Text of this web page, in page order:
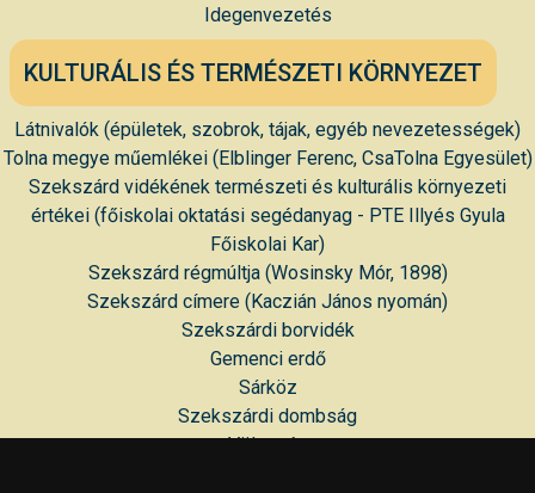
Idegenvezetés
KULTURÁLIS ÉS TERMÉSZETI KÖRNYEZET
Látnivalók (épületek, szobrok, tájak, egyéb nevezetességek)
Tolna megye műemlékei (Elblinger Ferenc, CsaTolna Egyesület)
Szekszárd vidékének természeti és kulturális környezeti
értékei (főiskolai oktatási segédanyag - PTE Illyés Gyula
Főiskolai Kar)
Szekszárd régmúltja (Wosinsky Mór, 1898)
Szekszárd címere (Kaczián János nyomán)
Szekszárdi borvidék
Gemenci erdő
Sárköz
Szekszárdi dombság
Völgység